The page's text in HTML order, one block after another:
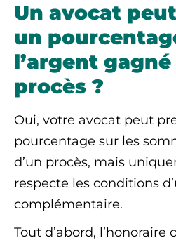
Un avocat
un
l’argent
procès ?
Oui, votre avocat peut
pourcentage sur les
d’un procès, mais
respecte les conditions
complémentaire.
Tout d’abord,